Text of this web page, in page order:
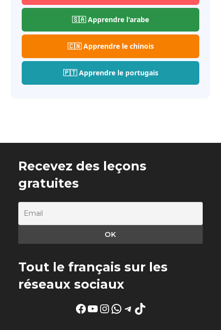
🇸🇦 Apprendre l'arabe
🇨🇳 Apprendre le chinois
🇵🇹 Apprendre le portugais
Recevez des leçons
gratuites
Tout le français sur les
réseaux sociaux
Facebook
YouTube
Instagram
WhatsApp
Telegram
TikTok